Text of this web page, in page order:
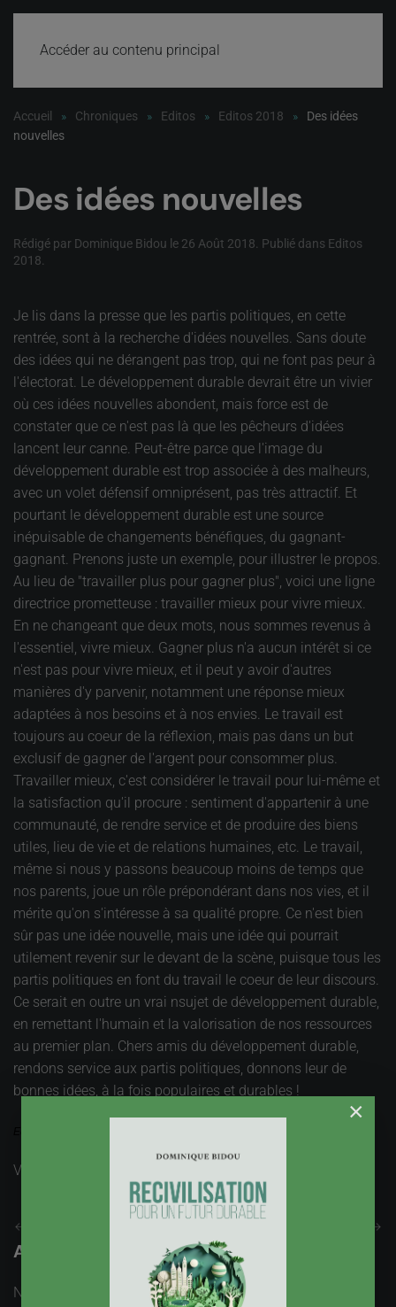
Accéder au contenu principal
Accueil Chroniques Editos Editos 2018
Des idées
nouvelles
Des idées nouvelles
Rédigé par Dominique Bidou le 26 Août 2018 . Publié dans Editos
2018
Je lis dans la presse que les partis politiques, en cette
rentrée, sont à la recherche d'idées nouvelles. Sans doute
des idées qui ne dérangent pas trop, qui ne font pas peur à
l'électorat. Le développement durable devrait être un vivier
où ces idées nouvelles abondent, mais force est de
constater que ce n'est pas là que les pêcheurs d'idées
lancent leur canne. Peut-être parce que l'image du
développement durable est trop associée à des malheurs,
avec un volet défensif omniprésent, pas très attractif. Et
pourtant le développement durable est une source
inépuisable de changements bénéfiques, du gagnant-
gagnant. Prenons juste un exemple, pour illustrer le propos.
Au lieu de "travailler plus pour gagner plus", voici une ligne
directrice prometteuse : travailler mieux pour vivre mieux.
En ne changeant que deux mots, nous sommes revenus à
l'essentiel, vivre mieux. Gagner plus n'a aucun intérêt si ce
n'est pas pour vivre mieux, et il peut y avoir d'autres
manières d'y parvenir, notamment une réponse mieux
adaptées à nos besoins et à nos envies. Le travail est
toujours au coeur de la réflexion, mais pas dans un but
exclusif de gagner de l'argent pour consommer plus.
Travailler mieux, c'est considérer le travail pour lui-même et
la satisfaction qu'il procure : sentiment d'appartenir à une
communauté, de rendre service et de produire des biens
utiles, lieu de vie et de relations humaines, etc. Le travail,
même si nous y passons beaucoup moins de temps que
nos parents, joue un rôle prépondérant dans nos vies, et il
mérite qu'on s'intéresse à sa qualité propre. Ce n'est bien
sûr pas une idée nouvelle, mais une idée qui pourrait
utilement revenir sur le devant de la scène, puisque tous les
partis politiques en font du travail le coeur de leur discours.
Ce serait en outre un vrai nsujet de développement durable,
en remettant l'humain et la valorisation de nos ressources
au premier plan. Chers amis du développement durable,
rendons service aux partis politiques, donnons leur de
bonnes idées, à la fois populaires et durables !
Vues : 2182
Ajouter un Commentaire
Nom
×